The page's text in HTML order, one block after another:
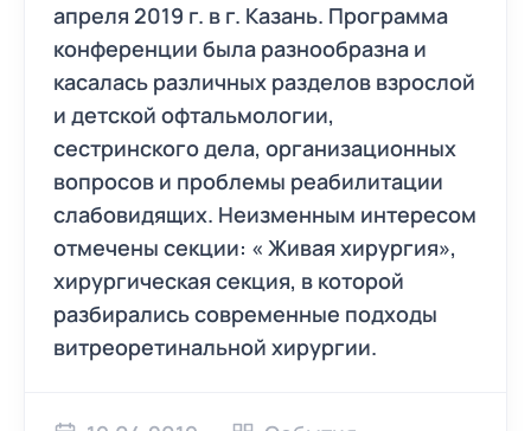
апреля 2019 г. в г. Казань. Программа
конференции была разнообразна и
касалась различных разделов взрослой
и детской офтальмологии,
сестринского дела, организационных
вопросов и проблемы реабилитации
слабовидящих. Неизменным интересом
отмечены секции: « Живая хирургия»,
хирургическая секция, в которой
разбирались современные подходы
витреоретинальной хирургии.